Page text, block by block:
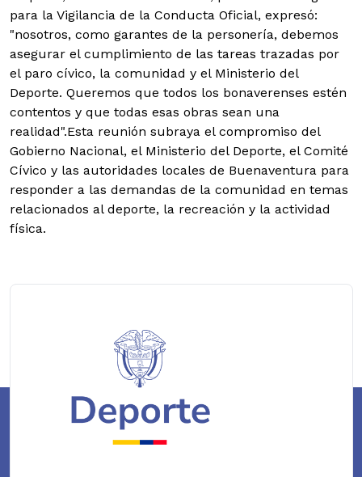
para la Vigilancia de la Conducta Oficial, expresó:
"nosotros, como garantes de la personería, debemos
asegurar el cumplimiento de las tareas trazadas por
el paro cívico, la comunidad y el Ministerio del
Deporte. Queremos que todos los bonaverenses estén
contentos y que todas esas obras sean una
realidad".Esta reunión subraya el compromiso del
Gobierno Nacional, el Ministerio del Deporte, el Comité
Cívico y las autoridades locales de Buenaventura para
responder a las demandas de la comunidad en temas
relacionados al deporte, la recreación y la actividad
física.